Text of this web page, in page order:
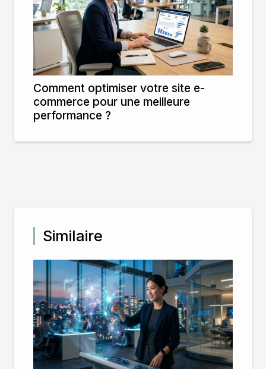
Comment optimiser votre site e-
commerce pour une meilleure
performance ?
Similaire